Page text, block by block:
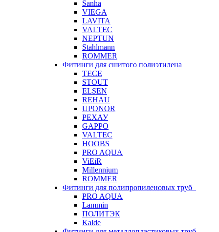
Sanha
VIEGA
LAVITA
VALTEC
NEPTUN
Stahlmann
ROMMER
Фитинги для сшитого полиэтилена
TECE
STOUT
ELSEN
REHAU
UPONOR
РЕХАУ
GAPPO
VALTEC
HOOBS
PRO AQUA
ViEiR
Millennium
ROMMER
Фитинги для полипропиленовых труб
PRO AQUA
Lammin
ПОЛИТЭК
Kalde